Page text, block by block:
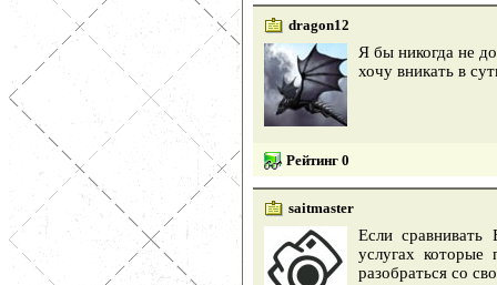
dragon12
Я бы никогда не
хочу вникать в
Рейтинг 0
saitmaster
Если
услугах которые
разобраться со